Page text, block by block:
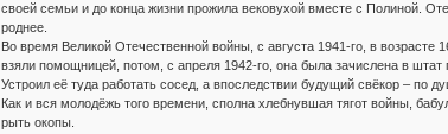
своей семьи и до конца жизни прожила вековухой вместе с Полиной.
роднее.
Во время Великой Отечественной войны, с августа 1941-го, в
взяли помощницей, потом, с апреля 1942-го, она была зачислена в штат
Устроил её туда работать сосед, а впоследствии будущий свёкор – по
Как и вся молодёжь того времени, сполна хлебнувшая тягот войны,
рыть окопы.